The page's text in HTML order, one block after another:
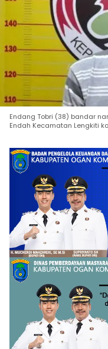
Endang Tobri (38) bandar
Endah Kecamatan Lengkiti